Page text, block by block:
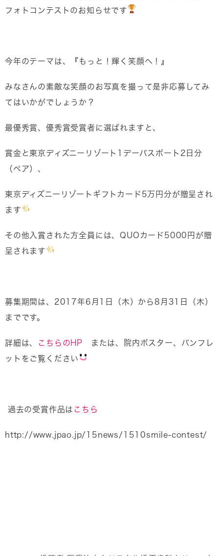
フォトコンテストのお知らせです
今年のテーマは、『もっと！輝く笑顔へ！』
みなさんの素敵な笑顔のお写真を撮って是非応募してみ
てはいかがでしょうか？
最優秀賞、優秀賞受賞者に選ばれますと、
賞金と東京ディズニーリゾート1デーパスポート2日分
（ペア）、
東京ディズニーリゾートギフトカード5万円分が贈呈され
ます
その他入賞された方全員には、QUOカード5000円が贈
呈されます
募集期間は、2017年6月1日（木）から8月31日（木）
までです。
詳細は、 こちらのHP
または、院内ポスター、パンフレ
ットをご覧ください
過去の受賞作品は こちら
http://www.jpao.jp/15news/1510smile-contest/